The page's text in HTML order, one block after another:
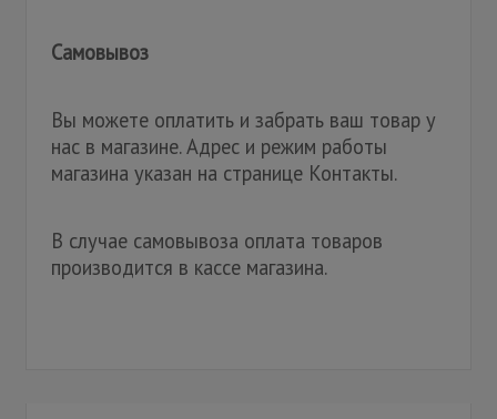
Самовывоз
Вы можете оплатить и забрать ваш товар у
нас в магазине. Адрес и режим работы
магазина указан на странице Контакты.
В случае самовывоза оплата товаров
производится в кассе магазина.